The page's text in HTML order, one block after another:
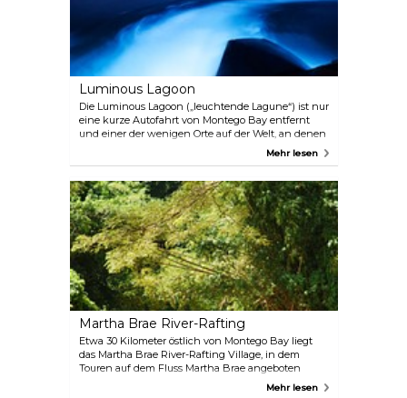
Luminous Lagoon
Die Luminous Lagoon („leuchtende Lagune“) ist nur
eine kurze Autofahrt von Montego Bay entfernt
und einer der wenigen Orte auf der Welt, an denen
das sogenannte „glitzernde Wasser“ beobachtet
seltener Mikroorganismen, die auf dem Boden der
Lagune leben.
Mehr lesen
Martha Brae River-Rafting
Etwa 30 Kilometer östlich von Montego Bay liegt
das Martha Brae River-Rafting Village, in dem
Touren auf dem Fluss Martha Brae angeboten
werden. An Bord eines Bambusfloßes, gesteuert
Mehr lesen